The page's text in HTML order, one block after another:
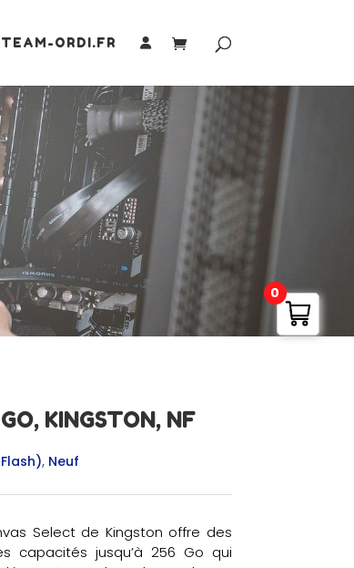
TEAM-ORDI.FR
KINGSTON, NF
, Neuf
Select de Kingston offre des
capacités jusqu’à 256 Go qui
0